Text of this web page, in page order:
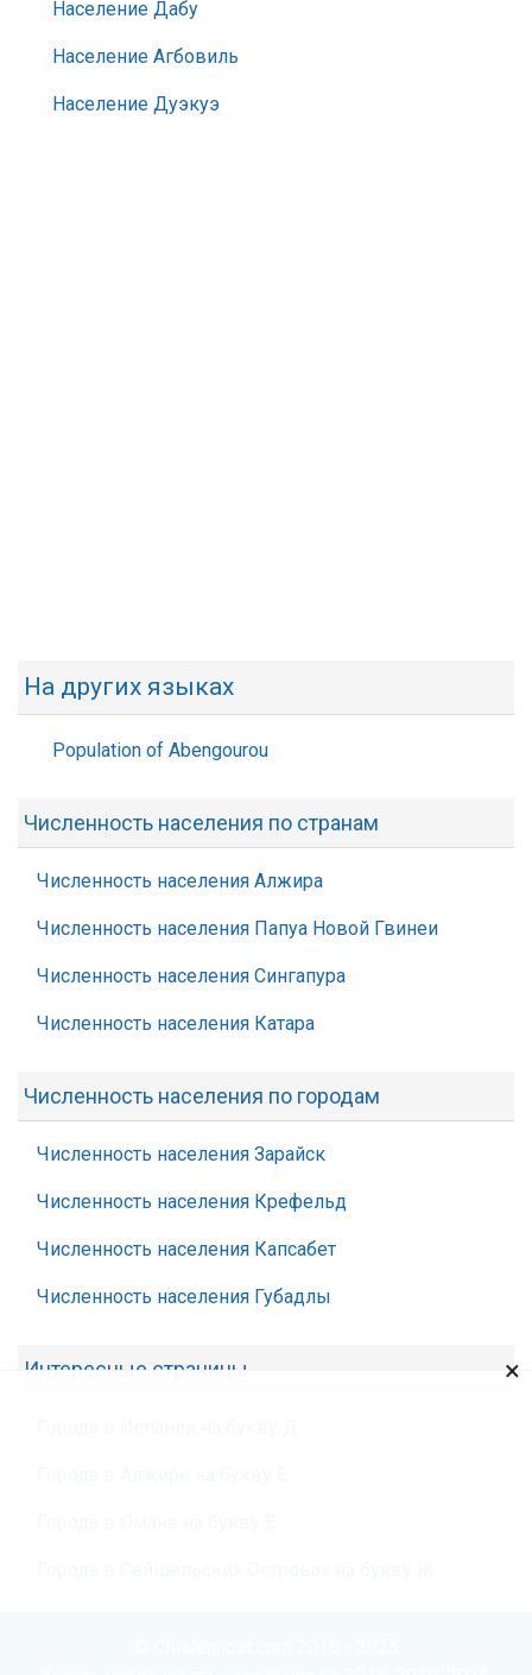
Население Дабу
Население Агбовиль
Население Дуэкуэ
На других языках
Population of Abengourou
Численность населения по странам
Численность населения Алжира
Численность населения Папуа Новой Гвинеи
Численность населения Сингапура
Численность населения Катара
Численность населения по городам
Численность населения Зарайск
Численность населения Крефельд
Численность населения Капсабет
Численность населения Губадлы
Интересные страницы ×